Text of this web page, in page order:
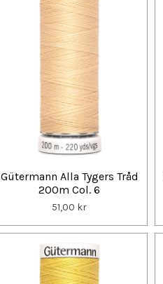
Gütermann Alla Tygers Tråd
200m Col. 6
51,00 kr